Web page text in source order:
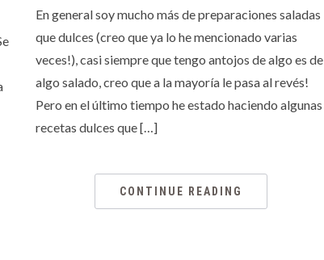
En general soy mucho más de preparaciones saladas
que dulces (creo que ya lo he mencionado varias
veces!), casi siempre que tengo antojos de algo es de
algo salado, creo que a la mayoría le pasa al revés!
Pero en el último tiempo he estado haciendo algunas
recetas dulces que […]
CONTINUE READING